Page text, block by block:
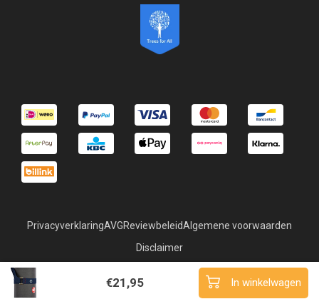
€21,95 In winkelwagen
PrivacyverklaringAVGReviewbeleidAlgemene voorwaarden
Disclaimer
© Copyright 2026 Superyoga